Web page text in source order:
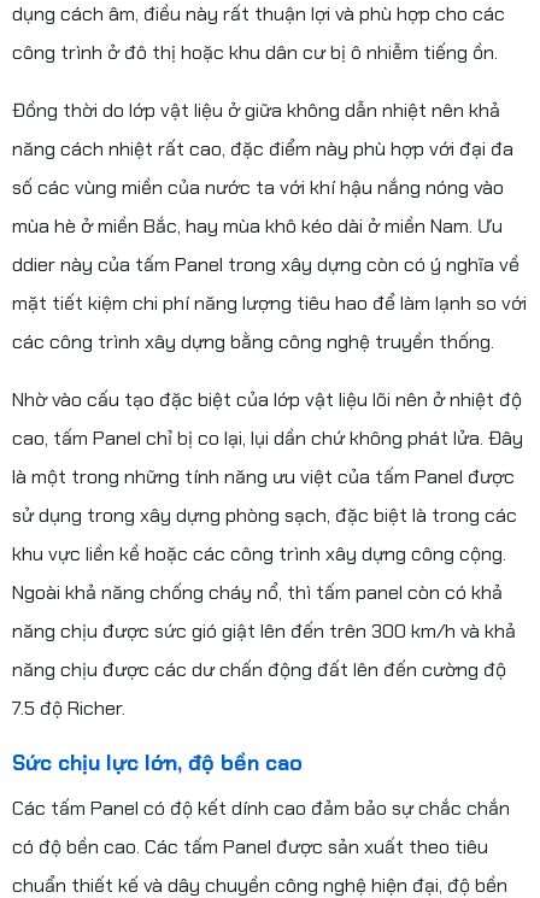
dụng cách âm, điều này rất thuận lợi và phù hợp cho các
công trình ở đô thị hoặc khu dân cư bị ô nhiễm tiếng ồn.
Đồng thời do lớp vật liệu ở giữa không dẫn nhiệt nên khả
năng cách nhiệt rất cao, đặc điểm này phù hợp với đại đa
số các vùng miền của nước ta với khí hậu nắng nóng vào
mùa hè ở miền Bắc, hay mùa khô kéo dài ở miền Nam. Ưu
ddier này của tấm Panel trong xây dựng còn có ý nghĩa về
mặt tiết kiệm chi phí năng lượng tiêu hao để làm lạnh so với
các công trình xây dựng bằng công nghệ truyền thống.
Nhờ vào cấu tạo đặc biệt của lớp vật liệu lõi nên ở nhiệt độ
cao, tấm Panel chỉ bị co lại, lụi dần chứ không phát lửa. Đây
là một trong những tính năng ưu việt của tấm Panel được
sử dụng trong xây dựng phòng sạch, đặc biệt là trong các
khu vực liền kề hoặc các công trình xây dựng công cộng.
Ngoài khả năng chống cháy nổ, thì tấm panel còn có khả
năng chịu được sức gió giật lên đến trên 300 km/h và khả
năng chịu được các dư chấn động đất lên đến cường độ
7.5 độ Richer.
Sức chịu lực lớn, độ bền cao
Các tấm Panel có độ kết dính cao đảm bảo sự chắc chắn
có độ bền cao. Các tấm Panel được sản xuất theo tiêu
chuẩn thiết kế và dây chuyền công nghệ hiện đại, độ bền